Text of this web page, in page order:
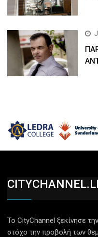
Το CityChannel ξεκίνησε
στόχο την προβολή των